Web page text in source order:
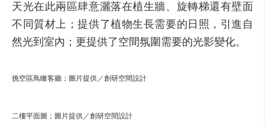
天光在此兩區肆意灑落在植生牆、旋轉梯還有壁面
不同質材上；提供了植物生長需要的日照，引進自
然光到室內；更提供了空間氛圍需要的光影變化。
挑空區鳥瞰客廳；圖片提供／創研空間設計
二樓平面圖；圖片提供／創研空間設計